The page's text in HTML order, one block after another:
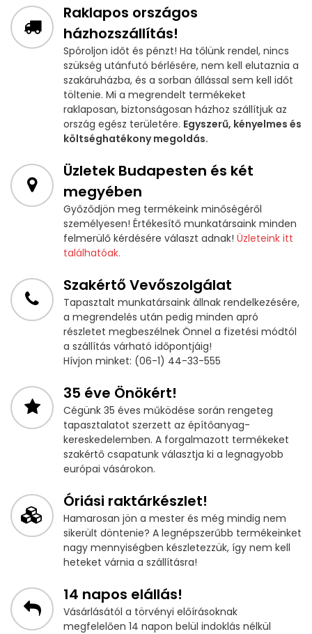
Raklapos országos
házhozszállítás!
Spóroljon időt és pénzt! Ha tőlünk rendel, nincs
szükség utánfutó bérlésére, nem kell elutaznia a
szakáruházba, és a sorban állással sem kell időt
töltenie. Mi a megrendelt termékeket
raklaposan, biztonságosan házhoz szállítjuk az
ország egész területére. Egyszerű, kényelmes és
költséghatékony megoldás.
Üzletek Budapesten és két
megyében
Győződjön meg termékeink minőségéről
személyesen! Értékesítő munkatársaink minden
felmerülő kérdésére választ adnak! Üzleteink itt
találhatóak.
Szakértő Vevőszolgálat
Tapasztalt munkatársaink állnak rendelkezésére,
a megrendelés után pedig minden apró
részletet megbeszélnek Önnel a fizetési módtól
a szállítás várható időpontjáig!
Hívjon minket: (06-1) 44-33-555
35 éve Önökért!
Cégünk 35 éves működése során rengeteg
tapasztalatot szerzett az építőanyag-
kereskedelemben. A forgalmazott termékeket
szakértő csapatunk választja ki a legnagyobb
európai vásárokon.
Óriási raktárkészlet!
Hamarosan jön a mester és még mindig nem
sikerült döntenie? A legnépszerűbb termékeinket
nagy mennyiségben készletezzük, így nem kell
heteket várnia a szállításra!
14 napos elállás!
Vásárlásától a törvényi előírásoknak
megfelelően 14 napon belül indoklás nélkül